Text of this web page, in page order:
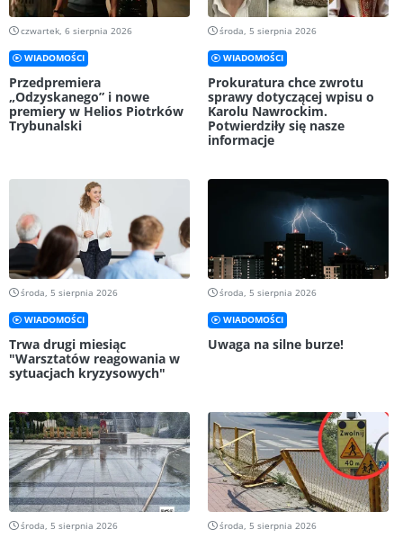
czwartek, 6 sierpnia 2026
WIADOMOŚCI
Przedpremiera
„Odzyskanego” i nowe
premiery w Helios Piotrków
Trybunalski
środa, 5 sierpnia 2026
WIADOMOŚCI
Prokuratura chce zwrotu
sprawy dotyczącej wpisu o
Karolu Nawrockim.
Potwierdziły się nasze
informacje
środa, 5 sierpnia 2026
WIADOMOŚCI
Trwa drugi miesiąc
"Warsztatów reagowania w
sytuacjach kryzysowych"
środa, 5 sierpnia 2026
WIADOMOŚCI
Uwaga na silne burze!
środa, 5 sierpnia 2026 środa, 5 sierpnia 2026